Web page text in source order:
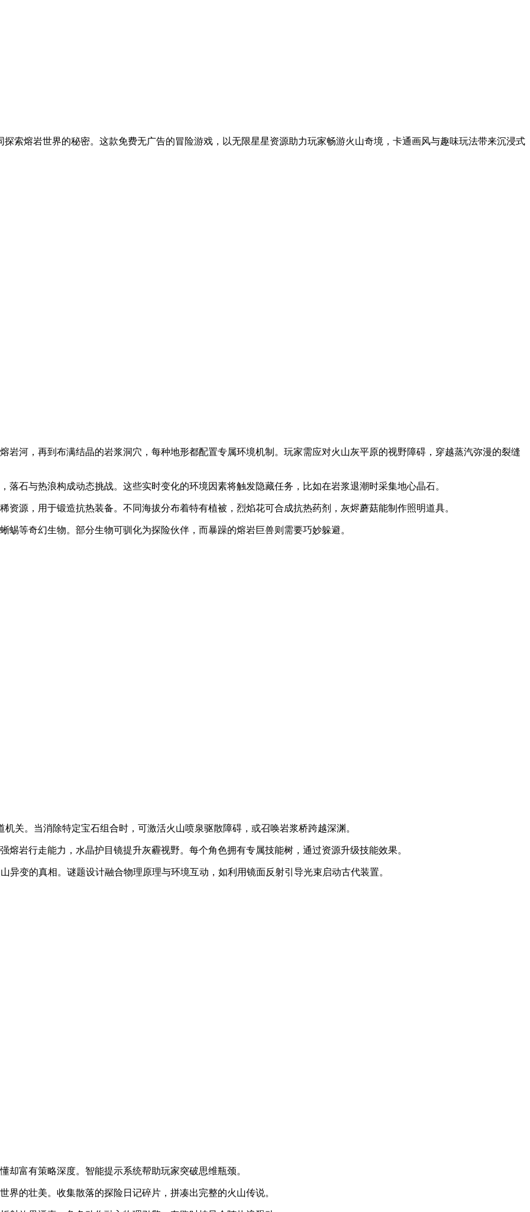
索熔岩世界的秘密。这款免费无广告的冒险游戏，以无限星星资源助力玩家畅游火山奇境，卡通画风与趣味玩法带来沉浸式
岩河，再到布满结晶的岩浆洞穴，每种地形都配置专属环境机制。玩家需应对火山灰平原的视野障碍，穿越蒸汽弥漫的裂缝
石与热浪构成动态挑战。这些实时变化的环境因素将触发隐藏任务，比如在岩浆退潮时采集地心晶石。
源，用于锻造抗热装备。不同海拔分布着特有植被，烈焰花可合成抗热药剂，灰烬蘑菇能制作照明道具。
等奇幻生物。部分生物可驯化为探险伙伴，而暴躁的熔岩巨兽则需要巧妙躲避。
关。当消除特定宝石组合时，可激活火山喷泉驱散障碍，或召唤岩浆桥跨越深渊。
岩行走能力，水晶护目镜提升灰霾视野。每个角色拥有专属技能树，通过资源升级技能效果。
异变的真相。谜题设计融合物理原理与环境互动，如利用镜面反射引导光束启动古代装置。
富有策略深度。智能提示系统帮助玩家突破思维瓶颈。
的壮美。收集散落的探险日记碎片，拼凑出完整的火山传说。